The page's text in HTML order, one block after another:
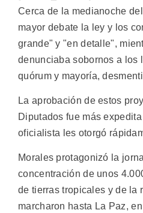
Cerca de la medianoche
mayor debate la ley y los
grande" y "en detalle",
denunciaba sobornos a los
quórum y mayoría,
La aprobación de estos
Diputados fue más
oficialista les otorgó
Morales protagonizó la
concentración de unos
de tierras tropicales y de la
marcharon hasta La Paz,